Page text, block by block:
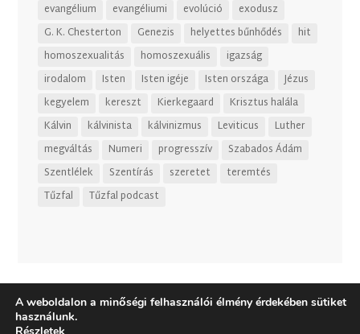
evangélium
evangéliumi evolúció
exodusz
G. K. Chesterton
Genezis helyettes bűnhődés
hit
homoszexualitás
homoszexuális
igazság
irodalom
Isten Isten igéje Isten országa
Jézus
kegyelem
kereszt Kierkegaard
Krisztus halála
Kálvin
kálvinista kálvinizmus Leviticus
Luther
megváltás
Numeri progresszív
Szabados Ádám
Szentlélek
Szentírás szeretet
teremtés
Tűzfal
Tűzfal podcast
A weboldalon a minőségi felhasználói élmény érdekében sütiket
használunk.